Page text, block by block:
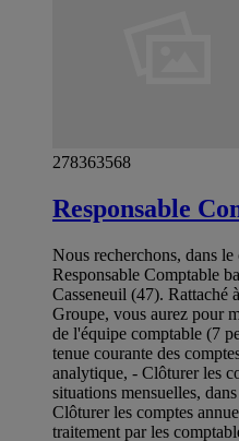
278363568
Responsable
Nous recherchons, dans
Responsable Comptable
Casseneuil (47). Rattaché
Groupe, vous aurez pour
de l'équipe comptable (7
tenue courante des
analytique, - Clôturer les
situations mensuelles,
Clôturer les comptes
traitement par les